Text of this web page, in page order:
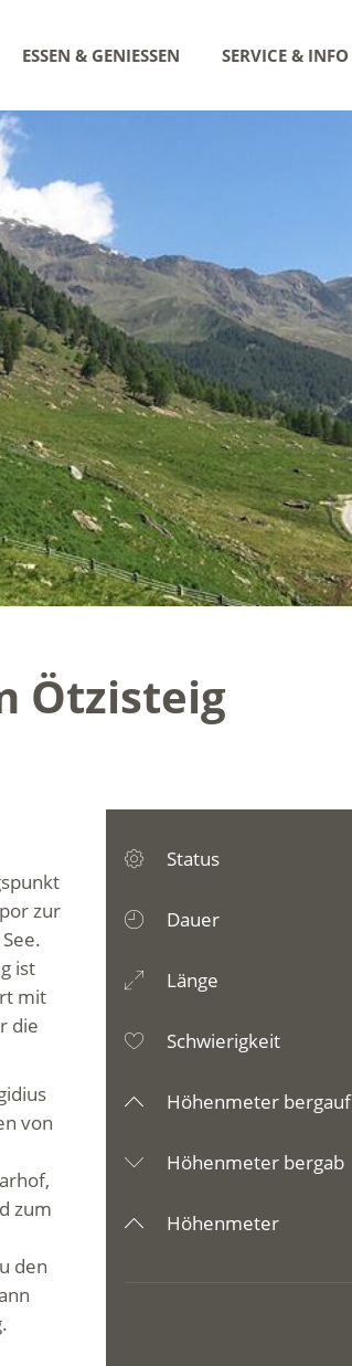
ESSEN & GENIESSEN SERVICE & INFO
Ötzisteig
zur
ist
mit
die
von
zum
den
Status
Dauer
Länge
Schwierigkeit
Höhenmeter bergauf
Höhenmeter bergab
Höhenmeter